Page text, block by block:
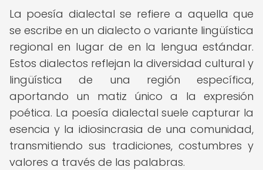
La poesía dialectal se refiere a aquella que
se escribe en un dialecto o variante lingüística
regional en lugar de en la lengua estándar.
Estos dialectos reflejan la diversidad cultural y
lingüística de una región específica,
aportando un matiz único a la expresión
poética. La poesía dialectal suele capturar la
esencia y la idiosincrasia de una comunidad,
transmitiendo sus tradiciones, costumbres y
valores a través de las palabras.